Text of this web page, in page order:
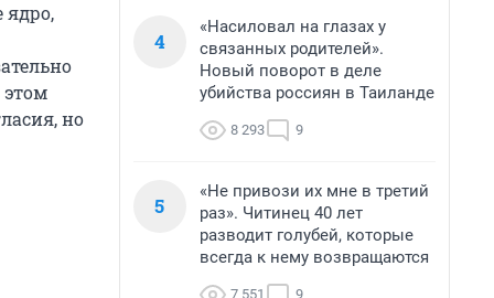
ядро,
этом
но
4
«Насиловал на глазах у
связанных родителей».
Новый поворот в деле
убийства россиян в Таиланде
8 293 9
5
«Не привози их мне в третий
раз». Читинец 40 лет
разводит голубей, которые
всегда к нему возвращаются
7 551 9